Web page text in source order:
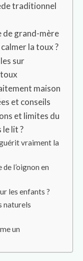
traditionnel
de grand-mère
la toux ?
sur
maison
et conseils
et limites du
le lit ?
vraiment la
l’oignon en
les enfants ?
naturels
un